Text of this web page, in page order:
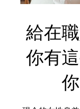
給在
你有